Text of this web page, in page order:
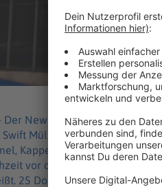
Der New Yorker Künstler Justin
Swift Müll gesammelt und
Kappen von
vor dem Madison Square
25 Dollar kosteten die